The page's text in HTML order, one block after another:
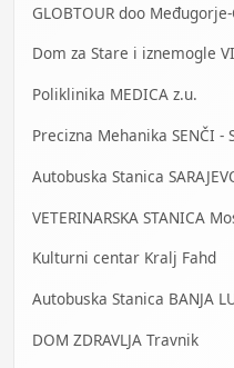
GLOBTOUR doo
Dom za Stare i iznemogle
Poliklinika MEDICA z.u.
Precizna Mehanika SENČI
Autobuska Stanica
VETERINARSKA STANICA
Kulturni centar Kralj Fahd
Autobuska Stanica BANJA
DOM ZDRAVLJA Travnik